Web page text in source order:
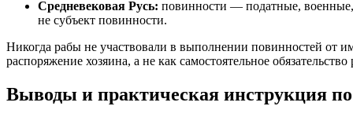
Средневековая Русь: повинности — податные,
не субъект повинности.
Никогда рабы не участвовали в выполнении повинностей от
распоряжение хозяина, а не как самостоятельное
Выводы и практическая инструкция